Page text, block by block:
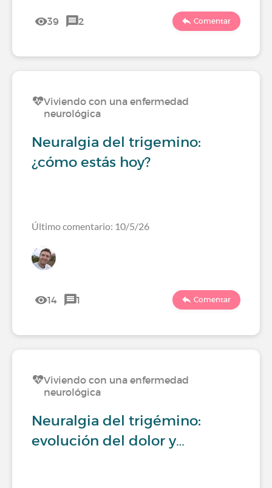
39 2 Comentar
Viviendo con una enfermedad
neurológica
Neuralgia del trigemino:
¿cómo estás hoy?
Último comentario: 10/5/26
14 1 Comentar
Viviendo con una enfermedad
neurológica
Neuralgia del trigémino:
evolución del dolor y…